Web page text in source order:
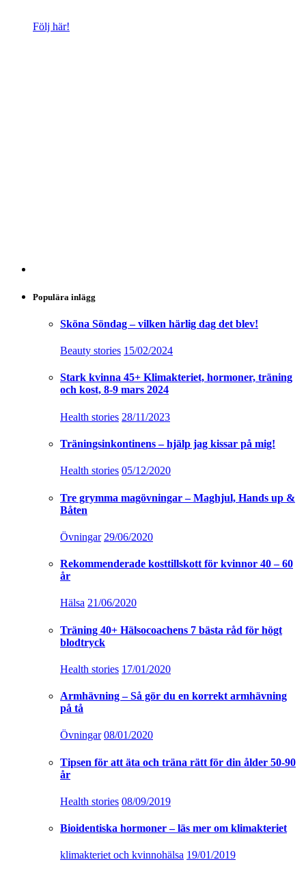
Följ här!
Populära inlägg
Sköna Söndag – vilken härlig dag det blev!
Beauty stories 15/02/2024
Stark kvinna 45+ Klimakteriet, hormoner, träning
och kost, 8-9 mars 2024
Health stories 28/11/2023
Träningsinkontinens – hjälp jag kissar på mig!
Health stories 05/12/2020
Tre grymma magövningar – Maghjul, Hands up &
Båten
Övningar 29/06/2020
Rekommenderade kosttillskott för kvinnor 40 – 60
år
Hälsa 21/06/2020
Träning 40+ Hälsocoachens 7 bästa råd för högt
blodtryck
Health stories 17/01/2020
Armhävning – Så gör du en korrekt armhävning
på tå
Övningar 08/01/2020
Tipsen för att äta och träna rätt för din ålder 50-90
år
Health stories 08/09/2019
Bioidentiska hormoner – läs mer om klimakteriet
klimakteriet och kvinnohälsa 19/01/2019